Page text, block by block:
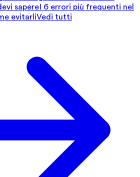
sapereI 6 errori più frequenti nel
evitarliVedi tutti